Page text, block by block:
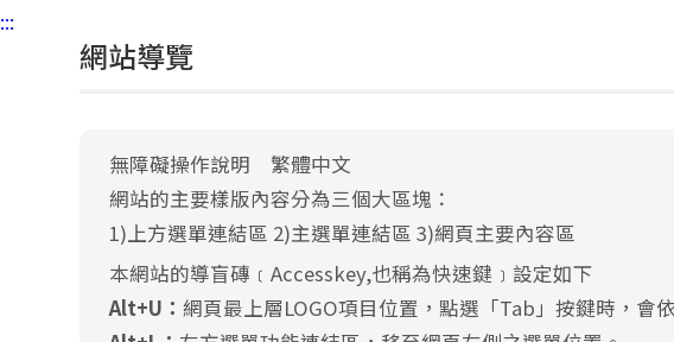
:::
網站導覽
無障礙操作說明 繁體中文
網站的主要樣版內容分為三個大區塊：
1)上方選單連結區 2)主選單連結區 3)網頁主要內容區
本網站的導盲磚﹝Accesskey,也稱為快速鍵﹞設定如下
Alt+U：網頁最上層LOGO項目位置，點選「Tab」按鍵時，會